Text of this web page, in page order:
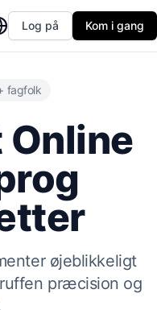
Log på Kom i gang
fagfolk
øjeblikkeligt
præcision og